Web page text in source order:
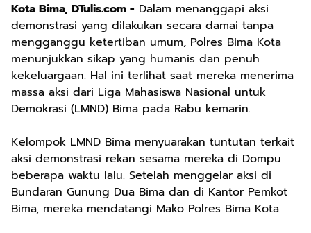
Kota Bima, DTulis.com - Dalam menanggapi aksi
demonstrasi yang dilakukan secara damai tanpa
mengganggu ketertiban umum, Polres Bima Kota
menunjukkan sikap yang humanis dan penuh
kekeluargaan. Hal ini terlihat saat mereka menerima
massa aksi dari Liga Mahasiswa Nasional untuk
Demokrasi (LMND) Bima pada Rabu kemarin.
Kelompok LMND Bima menyuarakan tuntutan terkait
aksi demonstrasi rekan sesama mereka di Dompu
beberapa waktu lalu. Setelah menggelar aksi di
Bundaran Gunung Dua Bima dan di Kantor Pemkot
Bima, mereka mendatangi Mako Polres Bima Kota.